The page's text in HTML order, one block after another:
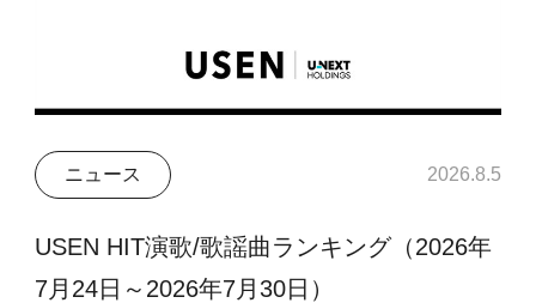
ニュース 2026.8.5
USEN HIT演歌/歌謡曲ランキング（2026年
7月24日～2026年7月30日）